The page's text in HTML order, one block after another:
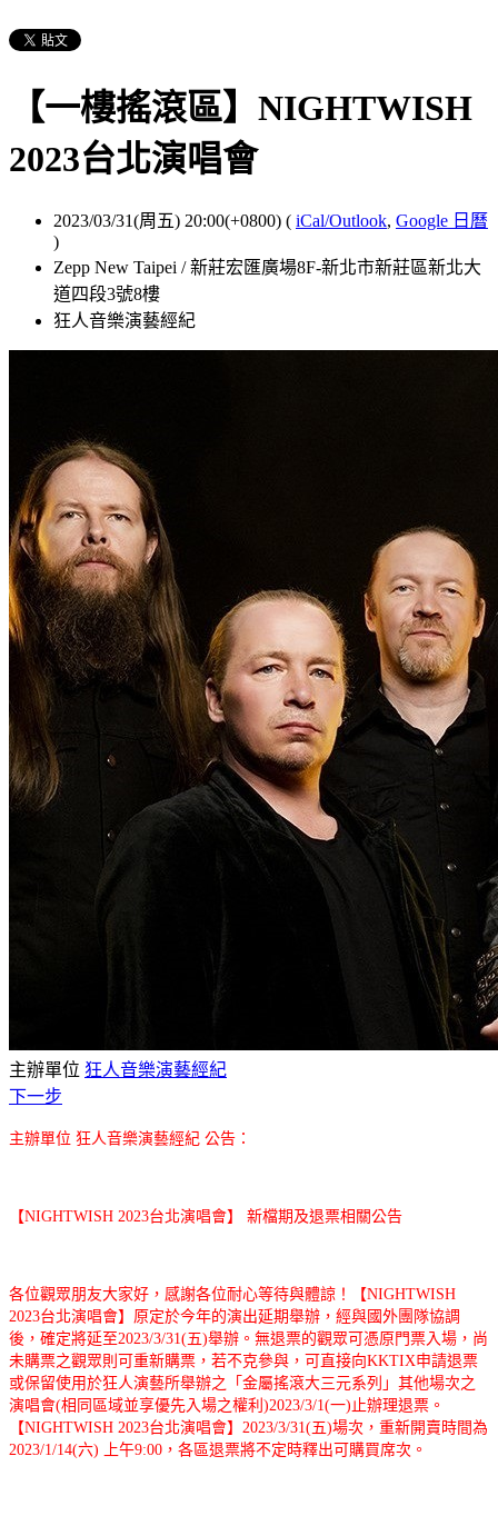
【一樓搖滾區】NIGHTWISH
2023台北演唱會
2023/03/31(周五) 20:00(+0800) ( iCal/Outlook, Google 日曆
)
Zepp New Taipei / 新莊宏匯廣場8F-新北市新莊區新北大
道四段3號8樓
狂人音樂演藝經紀
主辦單位 狂人音樂演藝經紀
下一步
主辦單位 狂人音樂演藝經紀 公告：
【NIGHTWISH 2023台北演唱會】 新檔期及退票相關公告
各位觀眾朋友大家好，感謝各位耐心等待與體諒！【NIGHTWISH
2023台北演唱會】原定於今年的演出延期舉辦，經與國外團隊協調
後，確定將延至2023/3/31(五)舉辦。無退票的觀眾可憑原門票入場，尚
未購票之觀眾則可重新購票，若不克參與，可直接向KKTIX申請退票
或保留使用於狂人演藝所舉辦之「金屬搖滾大三元系列」其他場次之
演唱會(相同區域並享優先入場之權利)2023/3/1(一)止辦理退票。
【NIGHTWISH 2023台北演唱會】2023/3/31(五)場次，重新開賣時間為
2023/1/14(六) 上午9:00，各區退票將不定時釋出可購買席次。